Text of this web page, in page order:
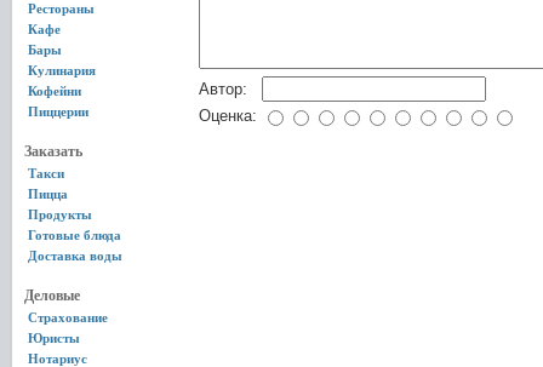
Рестораны
Кафе
Бары
Кулинария
Кофейни
Пиццерии
Заказать
Такси
Пицца
Продукты
Готовые блюда
Доставка воды
Деловые
Страхование
Юристы
Нотариус
Автор:
Оценка: